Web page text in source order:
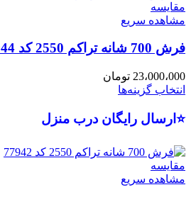
مقایسه
مشاهده سریع
فرش 700 شانه تراکم 2550 کد 77944
23،000،000 تومان
انتخاب گزینه‌ها
⭐ارسال رایگان درب منزل
مقایسه
مشاهده سریع